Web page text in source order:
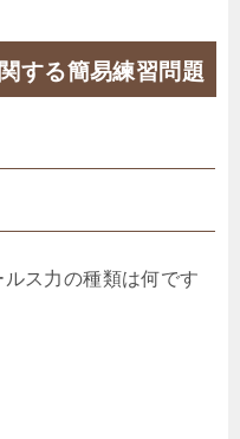
する簡易練習問題
ス力の種類は何です